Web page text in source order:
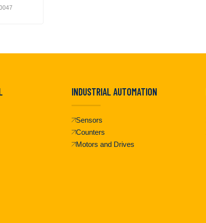
INDUSTRIAL AUTOMATION
Sensors
Counters
Motors and Drives